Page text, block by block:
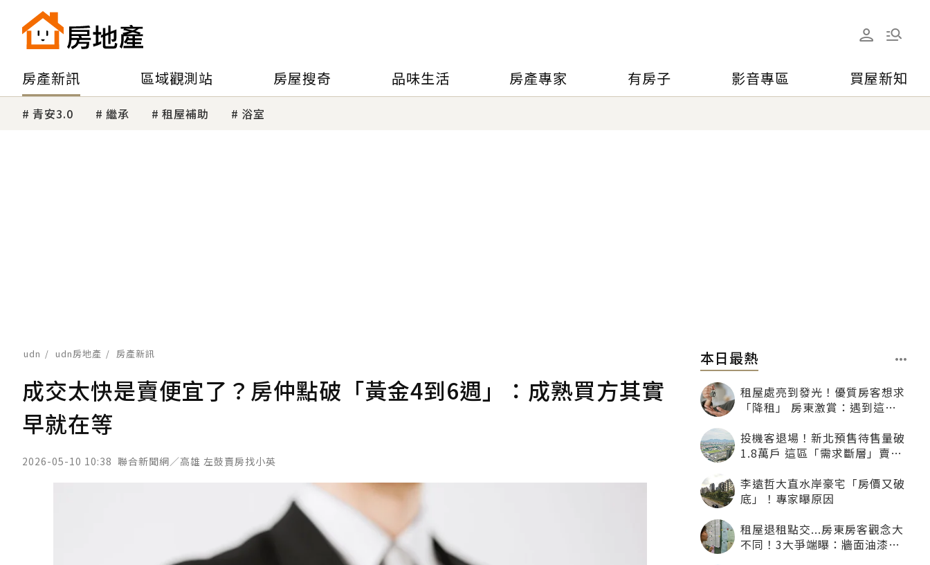
房產新訊 區域觀測站 房屋搜奇 品味生活 房產專家 有房子 影音專區 買屋新知
青安3.0 繼承 租屋補助 浴室
udn udn房地產 房產新訊
成交太快是賣便宜了？房仲點破「黃金4到6週」：成熟買方其實
早就在等
2026-05-10 10:38 聯合新聞網／高雄 左鼓賣房找小英
本日最熱
租屋處亮到發光！優質房客想求
「降租」 房東激賞：遇到這種
投機客退場！新北預售待售量破
1.8萬戶 這區「需求斷層」賣壓
李遠哲大直水岸豪宅「房價又破
底」！專家曝原因
租屋退租點交...房東房客觀念大
不同！3大爭端曝：牆面油漆、